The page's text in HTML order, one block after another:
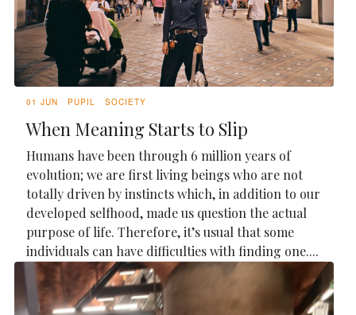
01 JUN PUPIL SOCIETY
When Meaning Starts to Slip
Humans have been through 6 million years of
evolution; we are first living beings who are not
totally driven by instincts which, in addition to our
developed selfhood, made us question the actual
purpose of life. Therefore, it’s usual that some
individuals can have difficulties with finding one....